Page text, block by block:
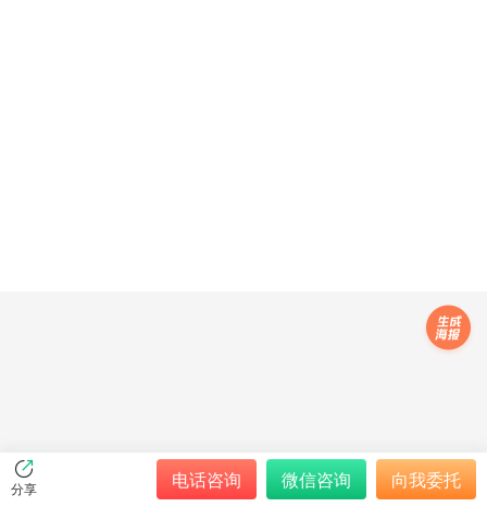
分享 电话咨询 微信咨询 向我委托